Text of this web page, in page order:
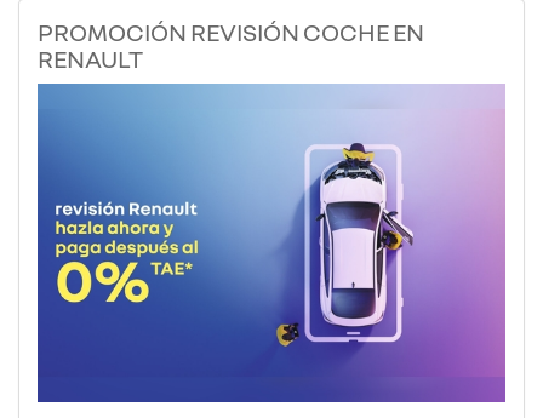
PROMOCIÓN REVISIÓN COCHE EN
RENAULT